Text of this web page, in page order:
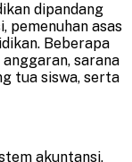
dipandang
pemenuhan asas
Beberapa
sarana
tua siswa, serta
akuntansi,